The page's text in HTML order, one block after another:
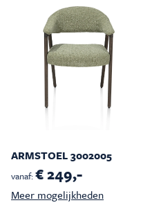
ARMSTOEL 3002005
vanaf:€ 249,-
Meer mogelijkheden